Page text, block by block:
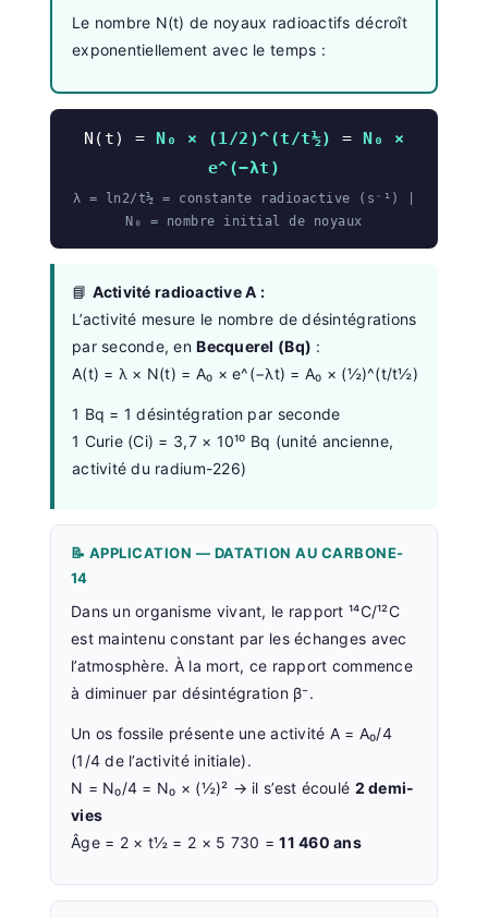
Le nombre N(t) de noyaux radioactifs décroît
exponentiellement avec le temps :
N(t) =N₀ × (1/2)^(t/t½) =N₀ ×
e^(−λt)
λ = ln2/t½ = constante radioactive (s⁻¹) |
N₀ = nombre initial de noyaux
📘 Activité radioactive A :
L’activité mesure le nombre de désintégrations
par seconde, enBecquerel (Bq) :
A(t) = λ × N(t) = A₀ × e^(−λt) = A₀ × (½)^(t/t½)
1 Bq = 1 désintégration par seconde
1 Curie (Ci) = 3,7 × 10¹⁰ Bq (unité ancienne,
activité du radium-226)
📝 APPLICATION — DATATION AU CARBONE-
14
Dans un organisme vivant, le rapport ¹⁴C/¹²C
est maintenu constant par les échanges avec
l’atmosphère. À la mort, ce rapport commence
à diminuer par désintégration β⁻.
Un os fossile présente une activité A = A₀/4
(1/4 de l’activité initiale).
N = N₀/4 = N₀ × (½)² → il s’est écoulé 2 demi-
vies
Âge = 2 × t½ = 2 × 5 730 =11 460 ans